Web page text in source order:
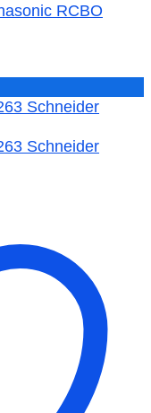
RCBO